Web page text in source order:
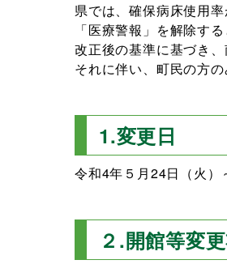
県では、確保病床使用
「医療警報」を解除す
改正後の基準に基づき
それに伴い、町民の方
1.変更日
令和4年５月24日（火）
２.開館等変